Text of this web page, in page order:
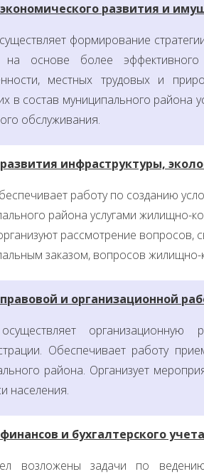
развития и
формирование
на основе более эффективного
местных трудовых и
в состав муниципального района
обслуживания.
инфраструктуры,
работу по созданию
района услугами жилищно-
рассмотрение вопросов,
заказом, вопросов жилищно-
и организационной
Обеспечивает работу
района. Организует
населения.
и бухгалтерского учета
возложены задачи по ведению